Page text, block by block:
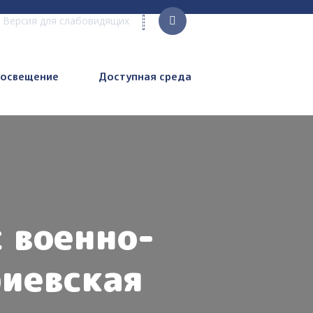
Версия для слабовидящих
Доступная среда